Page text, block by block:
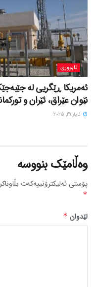
ئابووری
ئەمریکا ڕێگریی لە
نێوان عێراق، ئێران و
ئایار 31, 2025
وەڵامێک بنووسە
پۆستی ئەلیکترۆنییەکەت
*
لێدوان *